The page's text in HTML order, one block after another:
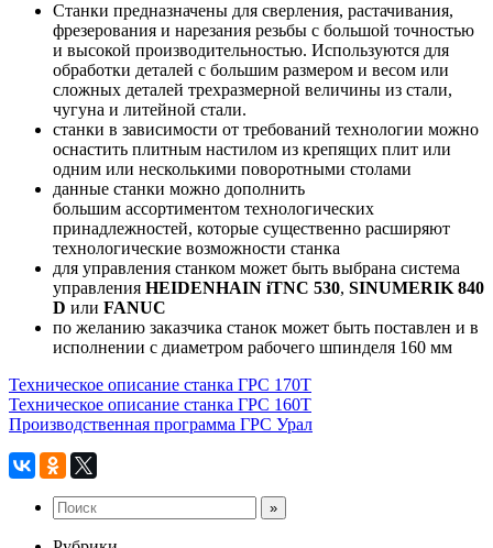
Станки предназначены для сверления, растачивания,
фрезерования и нарезания резьбы с большой точностью
и высокой производительностью. Используются для
обработки деталей с большим размером и весом или
сложных деталей трехразмерной величины из стали,
чугуна и литейной стали.
станки в зависимости от требований технологии можно
оснастить плитным настилом из крепящих плит или
одним или несколькими поворотными столами
данные станки можно дополнить
большим ассортиментом технологических
принадлежностей, которые существенно расширяют
технологические возможности станка
для управления станком может быть выбрана система
управления HEIDENHAIN iTNC 530, SINUMERIK 840
D или FANUC
по желанию заказчика станок может быть поставлен и в
исполнении с диаметром рабочего шпинделя 160 мм
Техническое описание станка ГРС 170Т
Техническое описание станка ГРС 160Т
Производственная программа ГРС Урал